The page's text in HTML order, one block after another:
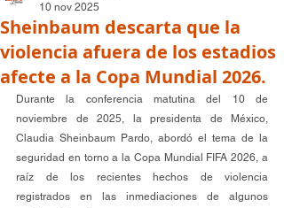
Sheinbaum descarta que la
violencia afuera de los estadios
afecte a la Copa Mundial 2026.
10 nov 2025
Durante la conferencia matutina del 10 de
noviembre de 2025, la presidenta de México,
Claudia Sheinbaum Pardo, abordó el tema de la
seguridad en torno a la Copa Mundial FIFA 2026, a
raíz de los recientes hechos de violencia
registrados en las inmediaciones de algunos